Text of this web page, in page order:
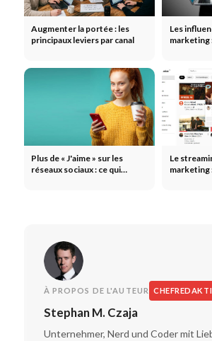
Augmenter la portée : les
principaux leviers par canal
Les
marketing
Plus de « J'aime » sur les
réseaux sociaux : ce qui
Le
marketing
À PROPOS DE L'AUTEUR
Stephan M. Czaja
Unternehmer, Nerd und Coder mit